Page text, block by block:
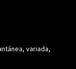
variada,